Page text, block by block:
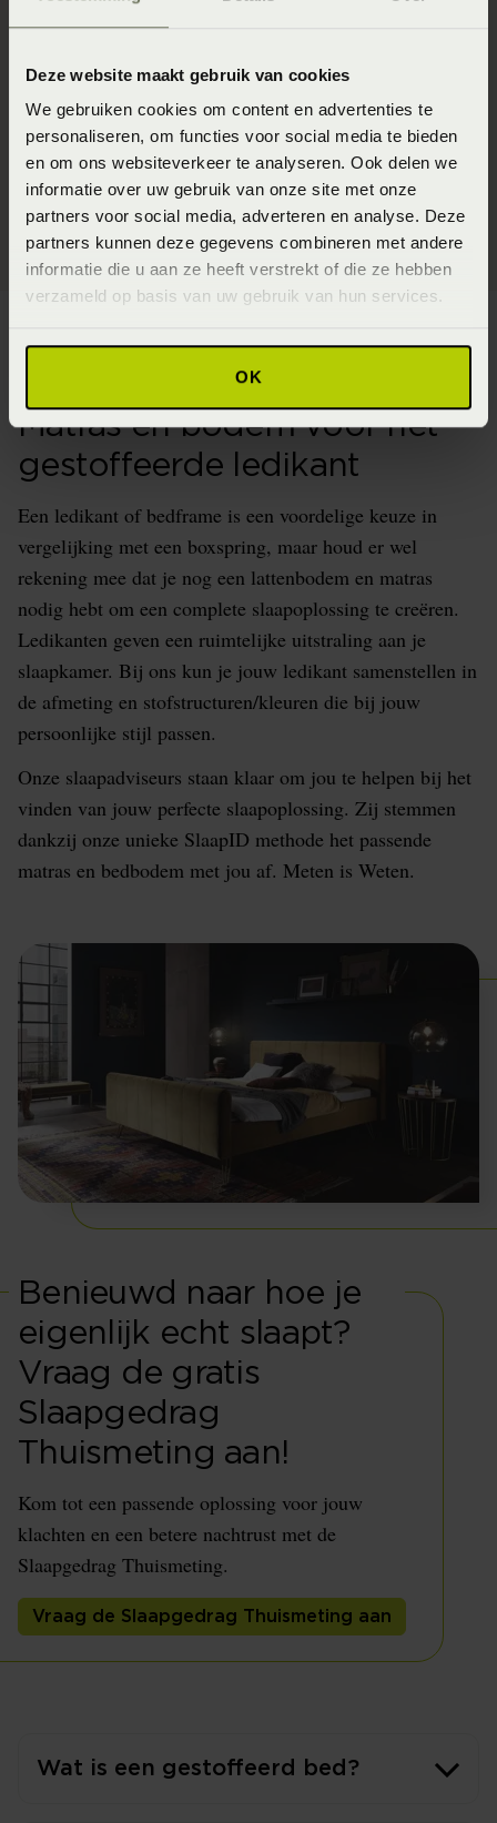
Deze website maakt gebruik van cookies
We gebruiken cookies om content en advertenties te
personaliseren, om functies voor social media te bieden
en om ons websiteverkeer te analyseren. Ook delen we
informatie over uw gebruik van onze site met onze
partners voor social media, adverteren en analyse. Deze
partners kunnen deze gegevens combineren met andere
informatie die u aan ze heeft verstrekt of die ze hebben
verzameld op basis van uw gebruik van hun services.
OK
Een gestoffeerd bed is een bekleed bedframe waarin je
een losse bedbodem en een matras plaatst. Bij een
boxspring vormt de gestoffeerde onderbox zelf de
bedbodem. Een gestoffeerd ledikant biedt daardoor vaak
meer vrijheid bij het afzonderlijk kiezen of vervangen
van de bedbodem en het matras.
Matras en bodem voor het
gestoffeerde ledikant
Een ledikant of bedframe is een voordelige keuze in
vergelijking met een boxspring, maar houd er wel
rekening mee dat je nog een lattenbodem en matras
nodig hebt om een complete slaapoplossing te creëren.
Ledikanten geven een ruimtelijke uitstraling aan je
slaapkamer. Bij ons kun je jouw ledikant samenstellen in
de afmeting en stofstructuren/kleuren die bij jouw
persoonlijke stijl passen.
Onze slaapadviseurs staan klaar om jou te helpen bij het
vinden van jouw perfecte slaapoplossing. Zij stemmen
dankzij onze unieke SlaapID methode het passende
matras en bedbodem met jou af. Meten is Weten.
Benieuwd naar hoe je
eigenlijk echt slaapt?
Vraag de gratis
Slaapgedrag
Thuismeting aan!
Kom tot een passende oplossing voor jouw
klachten en een betere nachtrust met de
Slaapgedrag Thuismeting.
Vraag de Slaapgedrag Thuismeting aan
Wat is een gestoffeerd bed?